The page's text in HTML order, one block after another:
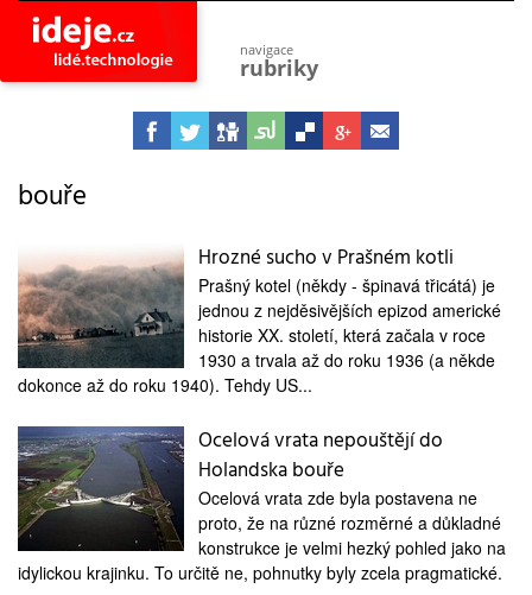
navigace
rubriky
astro
vesmír
společnost
objevy
vynálezy
planeta
přiroda
tajemství
firmy
zdraví
medicína
bouře
Hrozné sucho v Prašném kotli
Prašný kotel (někdy - špinavá třicátá) je
jednou z nejděsivějších epizod americké
historie XX. století, která začala v roce
1930 a trvala až do roku 1936 (a někde
dokonce až do roku 1940). Tehdy US...
Ocelová vrata nepouštějí do
Holandska bouře
Ocelová vrata zde byla postavena ne
proto, že na různé rozměrné a důkladné
konstrukce je velmi hezký pohled jako na
idylickou krajinku. To určitě ne, pohnutky byly zcela pragmatické.